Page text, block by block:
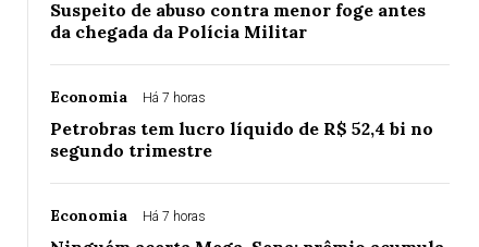
Suspeito de abuso contra menor foge antes
da chegada da Polícia Militar
Economia Há 7 horas
Petrobras tem lucro líquido de R$ 52,4 bi no
segundo trimestre
Economia Há 7 horas